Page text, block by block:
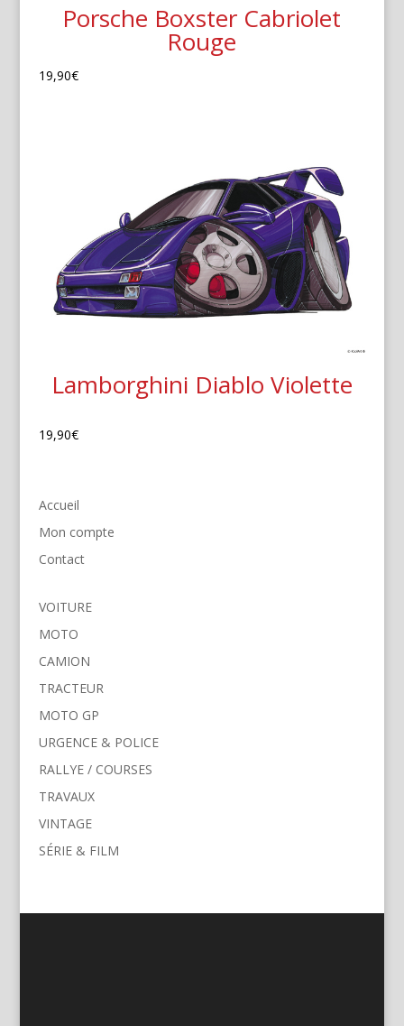
Porsche Boxster Cabriolet
Rouge
19,90€
Lamborghini Diablo Violette
19,90€
Accueil
Mon compte
Contact
VOITURE
MOTO
CAMION
TRACTEUR
MOTO GP
URGENCE & POLICE
RALLYE / COURSES
TRAVAUX
VINTAGE
SÉRIE & FILM